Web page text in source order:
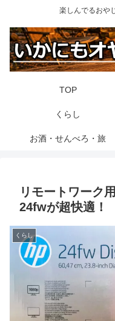
楽しんでるおや
TOP
くらし
お酒・せんべろ・旅
リモートワーク
24fwが超快適！
くらし